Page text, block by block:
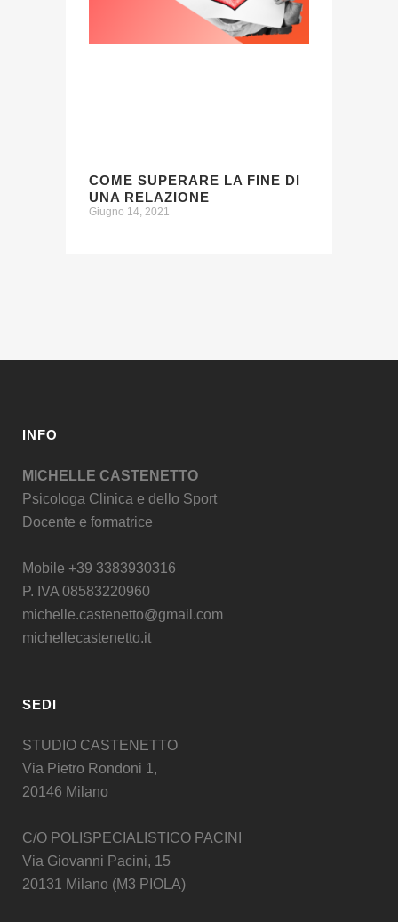
COME SUPERARE LA FINE DI
UNA RELAZIONE
Giugno 14, 2021
INFO
MICHELLE CASTENETTO
Psicologa Clinica e dello Sport
Docente e formatrice
Mobile +39 3383930316
P. IVA 08583220960
michelle.castenetto@gmail.com
michellecastenetto.it
SEDI
STUDIO CASTENETTO
Via Pietro Rondoni 1,
20146 Milano
C/O POLISPECIALISTICO PACINI
Via Giovanni Pacini, 15
20131 Milano (M3 PIOLA)